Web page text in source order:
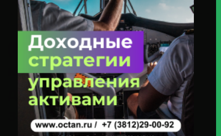
Действии «Годовое Заседание Общего Собрания Акционеров» С
Ценными Бумагами Эмитента ПАО «ЕвроТранс» ИНН 5029169023 (акция
1-01-80110-H / ISIN RU000A1002V2)
(MEET) О
корпоративном
действии «Годовое
заседание общего